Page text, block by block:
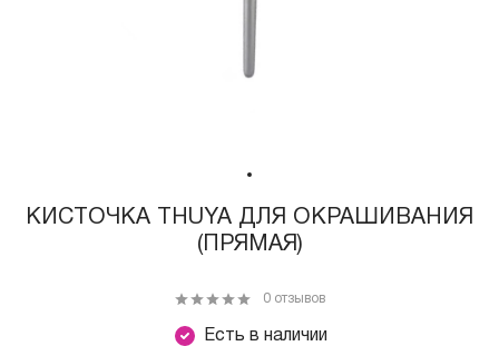
КИСТОЧКА THUYA ДЛЯ ОКРАШИВАНИЯ
(ПРЯМАЯ)
Есть в наличии
0 отзывов